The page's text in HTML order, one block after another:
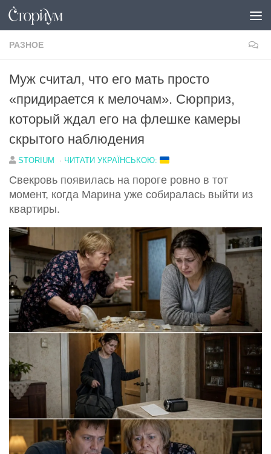
Под записью
РАЗНОЕ
Муж считал, что его мать просто
«придирается к мелочам». Сюрприз,
который ждал его на флешке камеры
скрытого наблюдения
STORIUM · ЧИТАТИ УКРАЇНСЬКОЮ:
Свекровь появилась на пороге ровно в тот
момент, когда Марина уже собиралась выйти из
квартиры.